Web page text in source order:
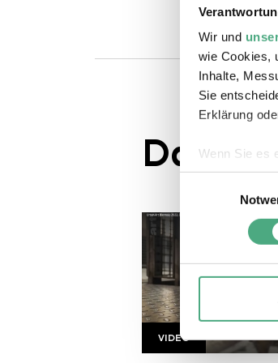
Wir und
wie Cookies,
Inhalte,
Sie
Erklärung
Wenn Sie es
Ihr
Erfahren
Einzelheiten
Wir
die Zugriffe
der Dienste
Das
Urban ArtTwist
Copyright: arte |
VIDEO